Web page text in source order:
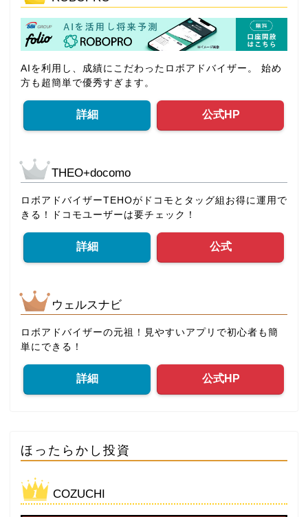
AIを利用し、成績にこだわったロボアドバイザー。 始め
方も超簡単で優秀すぎます。
詳細 公式HP
THEO+docomo
ロボアドバイザーTEHOがドコモとタッグ組お得に運用で
きる！ドコモユーザーは要チェック！
詳細 公式
ウェルスナビ
ロボアドバイザーの元祖！見やすいアプリで初心者も簡
単にできる！
詳細 公式HP
ほったらかし投資
COZUCHI